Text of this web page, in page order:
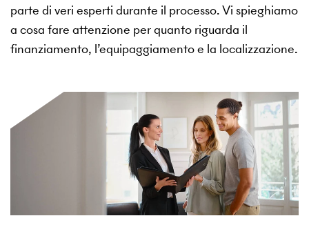
parte di veri esperti durante il processo. Vi spieghiamo
a cosa fare attenzione per quanto riguarda il
finanziamento, l’equipaggiamento e la localizzazione.